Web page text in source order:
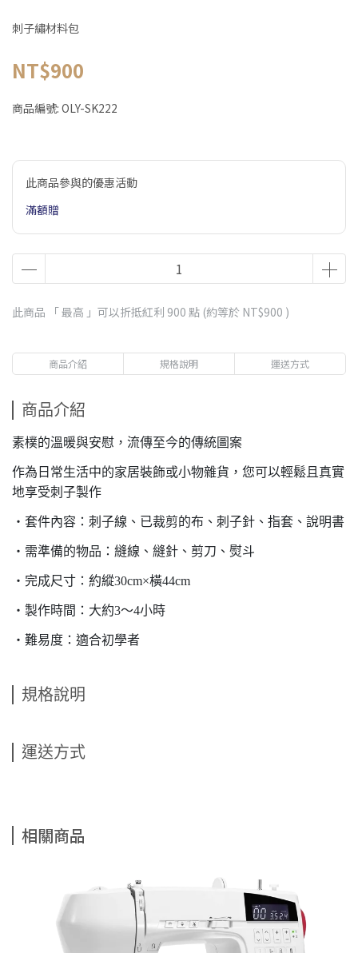
刺子繡材料包
NT$900
商品編號: OLY-SK222
此商品參與的優惠活動
滿額贈
此商品 「 最高 」可以折抵紅利 900 點 (約等於 NT$900 )
商品介紹 規格說明 運送方式
商品介紹
素樸的溫暖與安慰，流傳至今的傳統圖案
作為日常生活中的家居裝飾或小物雜貨，您可以輕鬆且真實
地享受刺子製作
・套件內容：刺子線、已裁剪的布、刺子針、指套、說明書
・需準備的物品：縫線、縫針、剪刀、熨斗
・完成尺寸：約縱30cm×橫44cm
・製作時間：大約3～4小時
・難易度：適合初學者
規格說明
運送方式
相關商品